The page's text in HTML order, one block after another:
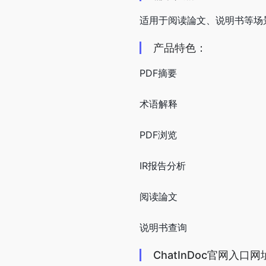
适用于阅读論文、说明书等场
产品特色：
PDF摘要
术语解释
PDF浏览
IR报告分析
阅读論文
说明书查询
ChatInDoc官网入口网